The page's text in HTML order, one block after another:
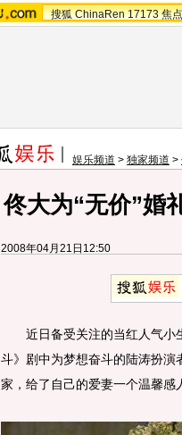
搜狐 ChinaRen 17173 焦
娱乐频道 > 独家频道 >
佟大为“无价”婚
2008年04月21日12:50
近日备受关注的当红人气小
斗》剧中为梦想奋斗的陆涛扮演
家，给了自己的爱妻一个温馨感